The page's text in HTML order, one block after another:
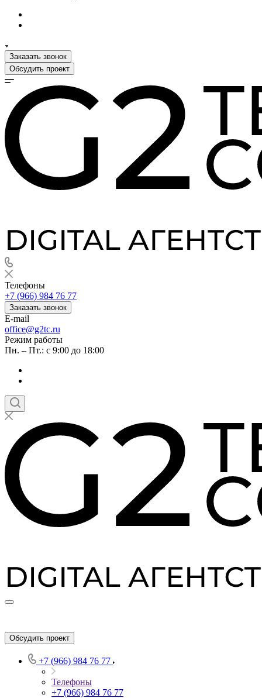
Заказать звонок
Обсудить проект
Телефоны
+7 (966) 984 76 77
Заказать звонок
E-mail
office@g2tc.ru
Режим работы
Пн. – Пт.: с 9:00 до 18:00
Обсудить проект
+7 (966) 984 76 77
Телефоны
+7 (966) 984 76 77